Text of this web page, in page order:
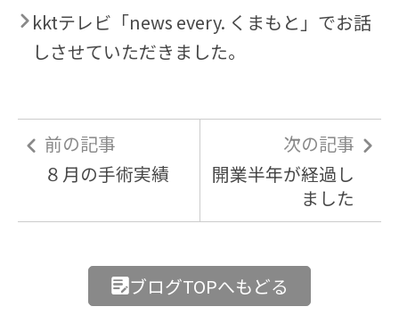
kktテレビ「news every. くまもと」でお話
しさせていただきました。
前の記事
８月の手術実績
次の記事
開業半年が経過し
ました
ブログTOPへもどる